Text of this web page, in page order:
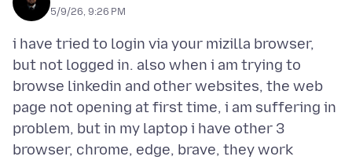
5/9/26, 9:26 PM
i have tried to login via your mizilla browser,
but not logged in. also when i am trying to
browse linkedin and other websites, the web
page not opening at first time, i am suffering in
problem, but in my laptop i have other 3
browser, chrome, edge, brave, they work